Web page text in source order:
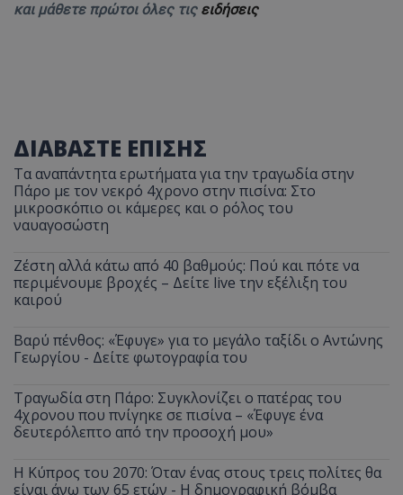
και μάθετε πρώτοι όλες τις ειδήσεις
ΔΙΑΒΑΣΤΕ ΕΠΙΣΗΣ
Τα αναπάντητα ερωτήματα για την τραγωδία στην
Πάρο με τον νεκρό 4χρονο στην πισίνα: Στο
μικροσκόπιο οι κάμερες και ο ρόλος του
ναυαγοσώστη
Ζέστη αλλά κάτω από 40 βαθμούς: Πού και πότε να
περιμένουμε βροχές – Δείτε live την εξέλιξη του
καιρού
Βαρύ πένθος: «Έφυγε» για το μεγάλο ταξίδι ο Αντώνης
Γεωργίου - Δείτε φωτογραφία του
Τραγωδία στη Πάρο: Συγκλονίζει ο πατέρας του
4χρονου που πνίγηκε σε πισίνα – «Έφυγε ένα
δευτερόλεπτο από την προσοχή μου»
Η Κύπρος του 2070: Όταν ένας στους τρεις πολίτες θα
είναι άνω των 65 ετών - Η δημογραφική βόμβα